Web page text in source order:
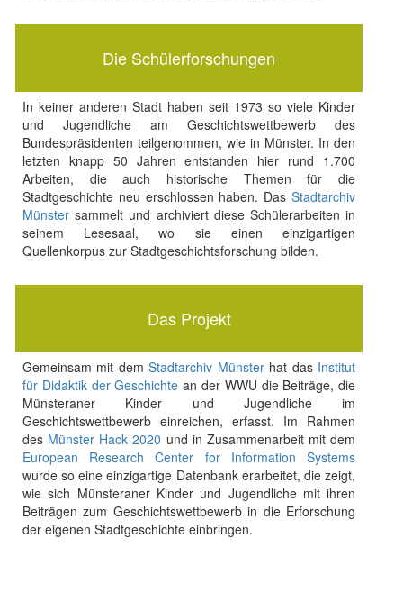
Die Schülerforschungen
In keiner anderen Stadt haben seit 1973 so viele Kinder
und Jugendliche am Geschichtswettbewerb des
Bundespräsidenten teilgenommen, wie in Münster. In den
letzten knapp 50 Jahren entstanden hier rund 1.700
Arbeiten, die auch historische Themen für die
Stadtgeschichte neu erschlossen haben. DasStadtarchiv
Münstersammelt und archiviert diese Schülerarbeiten in
seinem Lesesaal, wo sie einen einzigartigen
Quellenkorpus zur Stadtgeschichtsforschung bilden.
Das Projekt
Gemeinsam mit demStadtarchiv Münsterhat das Institut
für Didaktik der Geschichte an der WWU die Beiträge, die
Münsteraner Kinder und Jugendliche im
Geschichtswettbewerb einreichen, erfasst. Im Rahmen
des Münster Hack 2020 und in Zusammenarbeit mit dem
European Research Center for Information Systems
wurde so eine einzigartige Datenbank erarbeitet, die zeigt,
wie sich Münsteraner Kinder und Jugendliche mit ihren
Beiträgen zum Geschichtswettbewerb in die Erforschung
der eigenen Stadtgeschichte einbringen.